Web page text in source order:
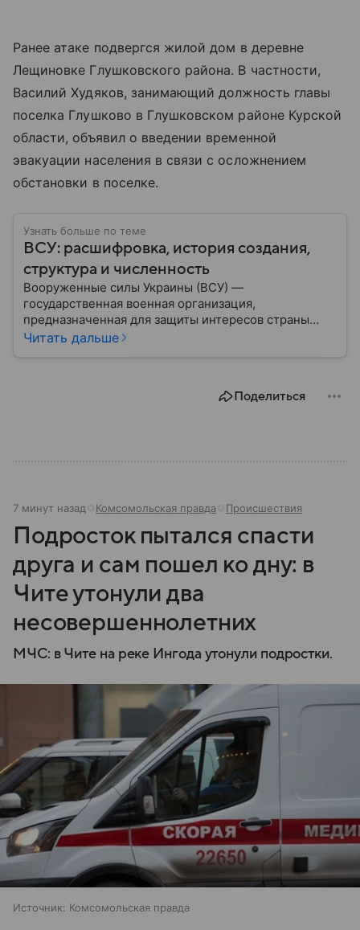
Ранее атаке подвергся жилой дом в деревне
Лещиновке Глушковского района. В частности,
Василий Худяков, занимающий должность главы
поселка Глушково в Глушковском районе Курской
области, объявил о введении временной
эвакуации населения в связи с осложнением
обстановки в поселке.
Узнать больше по теме
ВСУ: расшифровка, история создания,
структура и численность
Вооруженные силы Украины (ВСУ) —
государственная военная организация,
предназначенная для защиты интересов страны
военным путем. Была создана после
Читать дальше
Поделиться
7 минут назад Комсомольская правда Происшествия
Подросток пытался спасти
друга и сам пошел ко дну: в
Чите утонули два
несовершеннолетних
МЧС: в Чите на реке Ингода утонули подростки.
Источник: Комсомольская правда